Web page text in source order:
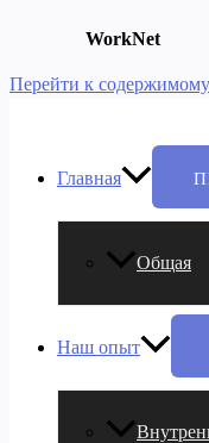
WorkNet
Перейти к содержимому
Главная
Общая
Наш опыт